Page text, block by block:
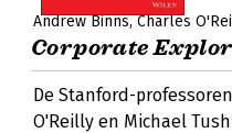
Andrew Binns Charles
Corporate
De Stanford-
O'Reilly en Michael